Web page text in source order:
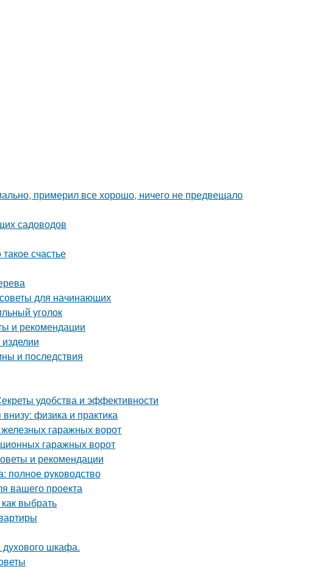
примерил все хорошо, ничего не предвещало
садоводов
счастье
для начинающих
уголок
и рекомендации
и последствия
удобства и эффективности
физика и практика
гаражных ворот
гаражных ворот
и рекомендации
полное руководство
вашего проекта
выбрать
духового шкафа.